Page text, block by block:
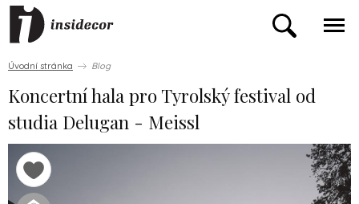
Úvodní stránka Blog
Koncertní hala pro Tyrolský festival od
studia Delugan - Meissl